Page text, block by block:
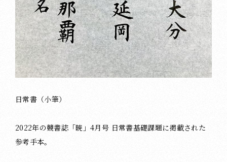
日常書（小筆）
2022年の競書誌「暁」4月号 日常書基礎課題に掲載された
参考手本。